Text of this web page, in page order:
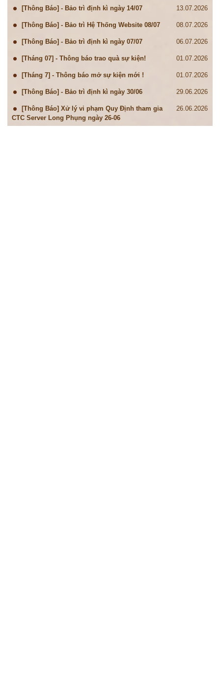
[Thông Báo] - Bảo trì định kì ngày 14/07 13.07.2026
[Thông Báo] - Bảo trì Hệ Thống Website 08/07 08.07.2026
[Thông Báo] - Bảo trì định kì ngày 07/07 06.07.2026
[Tháng 07] - Thông báo trao quà sự kiện! 01.07.2026
[Tháng 7] - Thông báo mở sự kiện mới ! 01.07.2026
[Thông Báo] - Bảo trì định kì ngày 30/06 29.06.2026
[Thông Báo] Xử lý vi phạm Quy Định tham gia
CTC Server Long Phụng ngày 26-06
26.06.2026